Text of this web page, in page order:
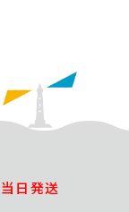
当日発送